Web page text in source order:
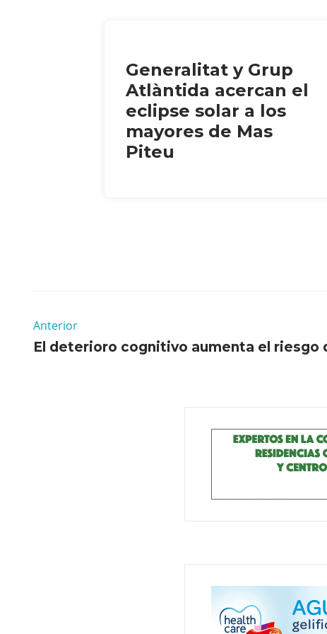
Generalitat y Grup
Atlàntida acercan el
eclipse solar a los
mayores de Mas
Piteu
Anterior
El deterioro cognitivo aumenta el riesgo